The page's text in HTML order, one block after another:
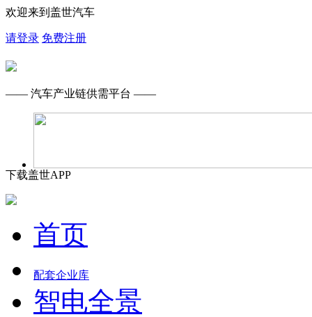
欢迎来到盖世汽车
请登录 免费注册
—— 汽车产业链供需平台 ——
下载盖世APP
首页
配套企业库
智电全景